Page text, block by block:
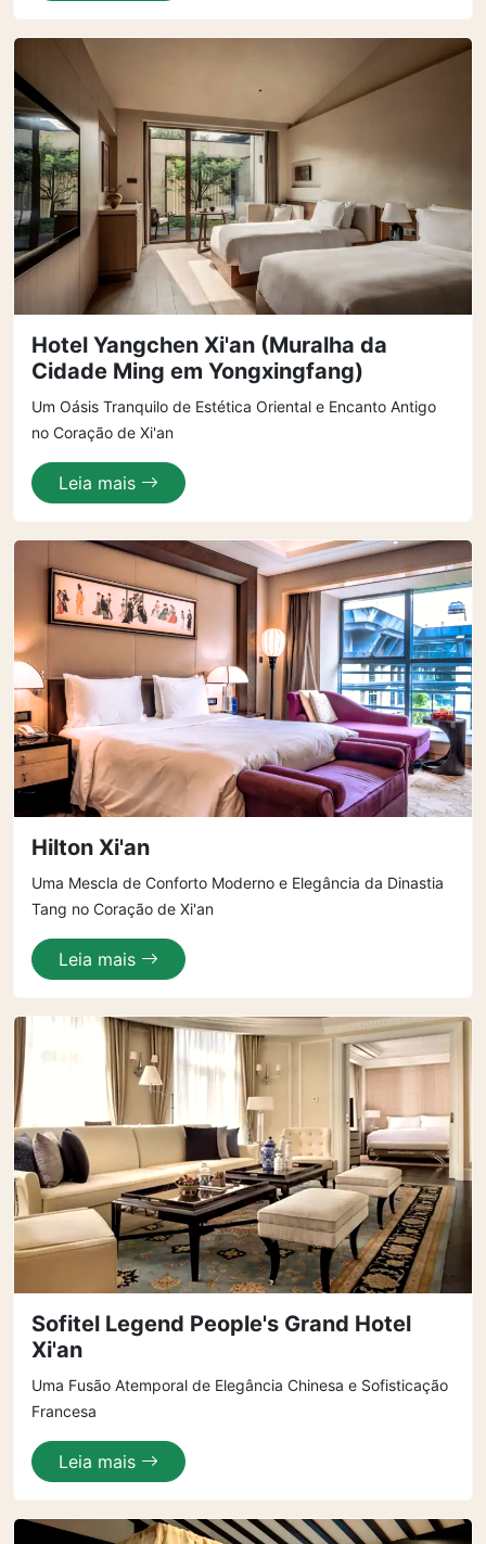
Hotel Yangchen Xi'an (Muralha da
Cidade Ming em Yongxingfang)
Um Oásis Tranquilo de Estética Oriental e Encanto Antigo
no Coração de Xi'an
Leia mais
Hilton Xi'an
Uma Mescla de Conforto Moderno e Elegância da Dinastia
Tang no Coração de Xi'an
Leia mais
Sofitel Legend People's Grand Hotel
Xi'an
Uma Fusão Atemporal de Elegância Chinesa e Sofisticação
Francesa
Leia mais